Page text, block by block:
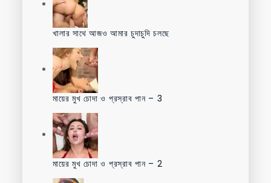
খালার সাথে আজও আমার চুদাচুদি চলছে
মায়ের মুখ চোদা ও প্রস্রাব পান – 3
মায়ের মুখ চোদা ও প্রস্রাব পান – 2